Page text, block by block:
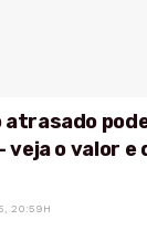
veja o valor
20:59H